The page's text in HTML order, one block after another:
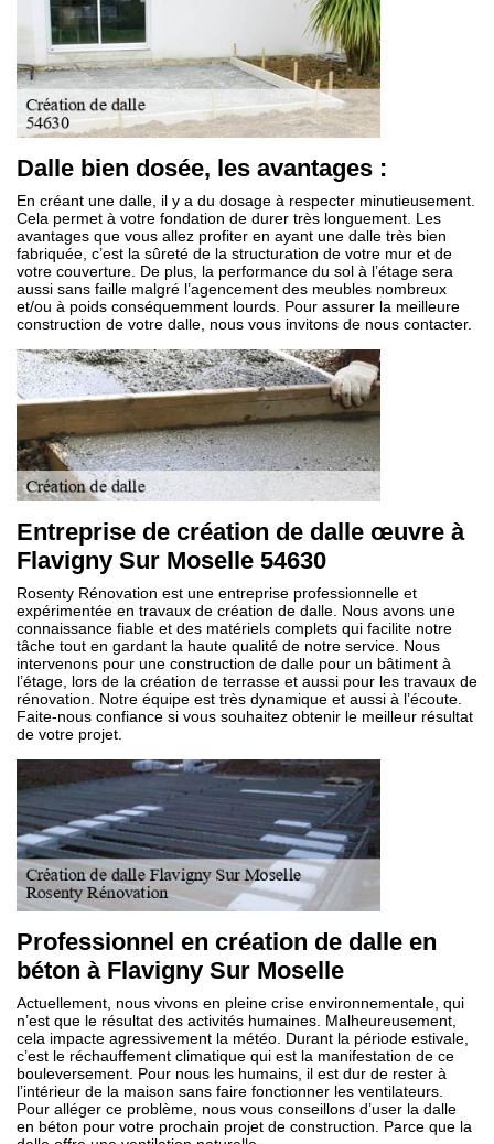
Dalle bien dosée, les avantages :
En créant une dalle, il y a du dosage à respecter minutieusement.
Cela permet à votre fondation de durer très longuement. Les
avantages que vous allez profiter en ayant une dalle très bien
fabriquée, c’est la sûreté de la structuration de votre mur et de
votre couverture. De plus, la performance du sol à l’étage sera
aussi sans faille malgré l’agencement des meubles nombreux
et/ou à poids conséquemment lourds. Pour assurer la meilleure
construction de votre dalle, nous vous invitons de nous contacter.
Entreprise de création de dalle œuvre à
Flavigny Sur Moselle 54630
Rosenty Rénovation est une entreprise professionnelle et
expérimentée en travaux de création de dalle. Nous avons une
connaissance fiable et des matériels complets qui facilite notre
tâche tout en gardant la haute qualité de notre service. Nous
intervenons pour une construction de dalle pour un bâtiment à
l’étage, lors de la création de terrasse et aussi pour les travaux de
rénovation. Notre équipe est très dynamique et aussi à l’écoute.
Faite-nous confiance si vous souhaitez obtenir le meilleur résultat
de votre projet.
Professionnel en création de dalle en
béton à Flavigny Sur Moselle
Actuellement, nous vivons en pleine crise environnementale, qui
n’est que le résultat des activités humaines. Malheureusement,
cela impacte agressivement la météo. Durant la période estivale,
c’est le réchauffement climatique qui est la manifestation de ce
bouleversement. Pour nous les humains, il est dur de rester à
l’intérieur de la maison sans faire fonctionner les ventilateurs.
Pour alléger ce problème, nous vous conseillons d’user la dalle
en béton pour votre prochain projet de construction. Parce que la